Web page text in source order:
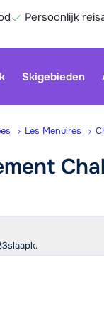
Persoonlijk
Skigebieden
Les Menuires
3slaapk.